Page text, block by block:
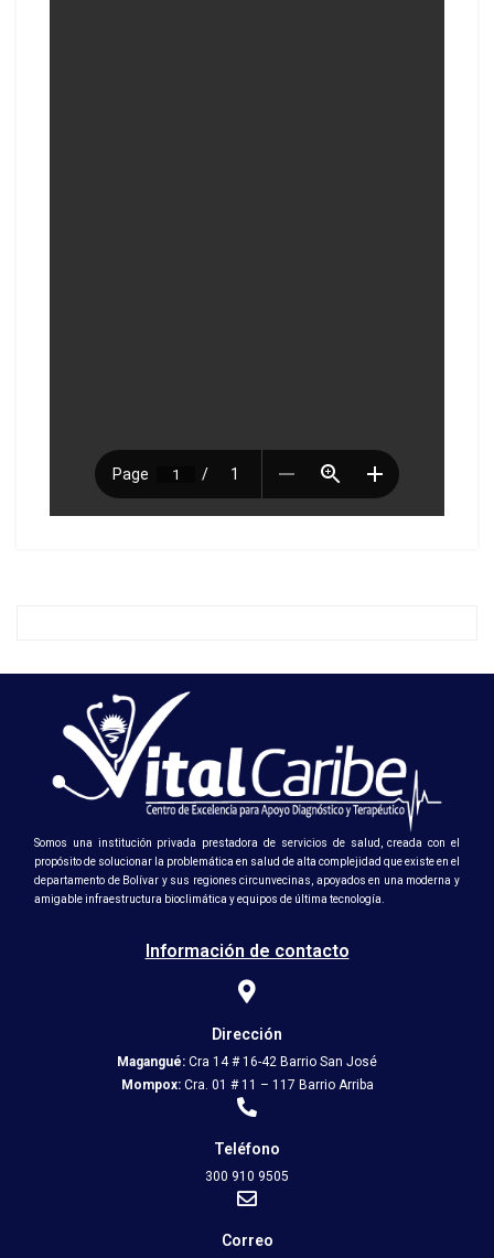
Somos una institución privada prestadora de servicios de salud, creada con el
propósito de solucionar la problemática en salud de alta complejidad que existe en el
departamento de Bolívar y sus regiones circunvecinas, apoyados en una moderna y
amigable infraestructura bioclimática y equipos de última tecnología.
Información de contacto
Dirección
Magangué: Cra 14 # 16-42 Barrio San José
Mompox:Cra. 01 # 11 – 117 Barrio Arriba
Teléfono
300 910 9505
Correo